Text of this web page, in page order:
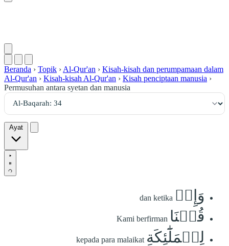
Beranda › Topik › Al-Qur'an › Kisah-kisah dan perumpamaan dalam
Al-Qur'an › Kisah-kisah Al-Qur'an › Kisah penciptaan manusia ›
Permusuhan antara syetan dan manusia
Ayat
وَإِذۡ dan ketika
قُلۡنَا Kami berfirman
لِلۡمَلَٰٓئِكَةِ kepada para malaikat